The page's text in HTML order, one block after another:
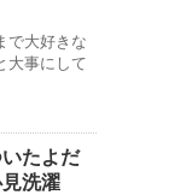
で大好きな
大事にして
たよだ
洗濯